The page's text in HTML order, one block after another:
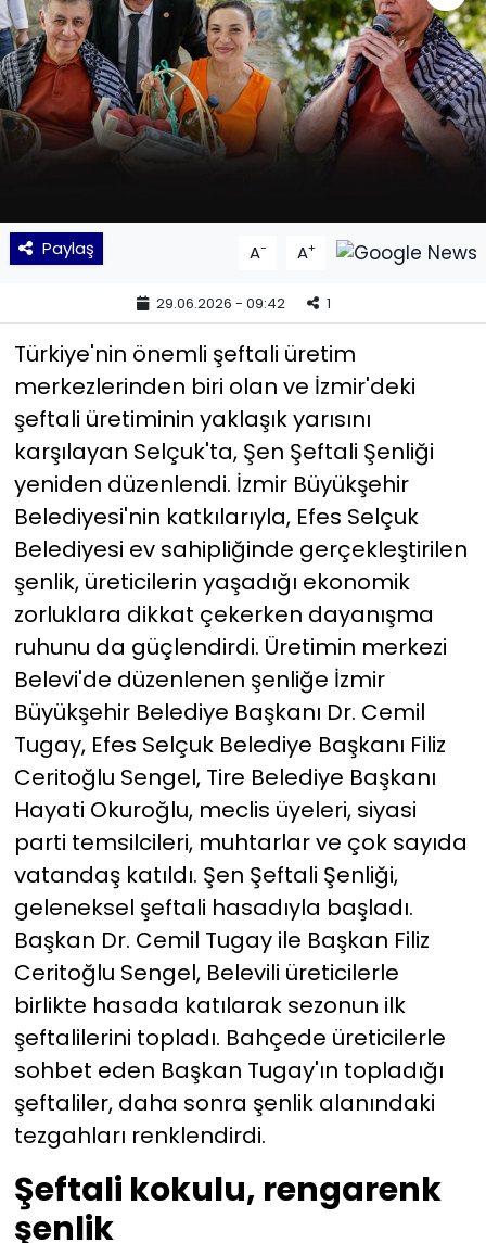
Paylaş A- A+
29.06.2026 - 09:42 1
Türkiye'nin önemli şeftali üretim
merkezlerinden biri olan ve İzmir'deki
şeftali üretiminin yaklaşık yarısını
karşılayan Selçuk'ta, Şen Şeftali Şenliği
yeniden düzenlendi. İzmir Büyükşehir
Belediyesi'nin katkılarıyla, Efes Selçuk
Belediyesi ev sahipliğinde gerçekleştirilen
şenlik, üreticilerin yaşadığı ekonomik
zorluklara dikkat çekerken dayanışma
ruhunu da güçlendirdi. Üretimin merkezi
Belevi'de düzenlenen şenliğe İzmir
Büyükşehir Belediye Başkanı Dr. Cemil
Tugay, Efes Selçuk Belediye Başkanı Filiz
Ceritoğlu Sengel, Tire Belediye Başkanı
Hayati Okuroğlu, meclis üyeleri, siyasi
parti temsilcileri, muhtarlar ve çok sayıda
vatandaş katıldı. Şen Şeftali Şenliği,
geleneksel şeftali hasadıyla başladı.
Başkan Dr. Cemil Tugay ile Başkan Filiz
Ceritoğlu Sengel, Belevili üreticilerle
birlikte hasada katılarak sezonun ilk
şeftalilerini topladı. Bahçede üreticilerle
sohbet eden Başkan Tugay'ın topladığı
şeftaliler, daha sonra şenlik alanındaki
tezgahları renklendirdi.
Şeftali kokulu, rengarenk
şenlik
SAĞLIK
Siyaset
SPOR
Yaşam
YEREL POLİTİKA
YEREL YÖNETİMLER
Yurt